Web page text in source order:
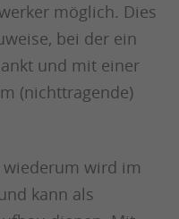
möglich. Dies
bei der ein
und mit einer
(nichttragende)
wiederum wird im
kann als